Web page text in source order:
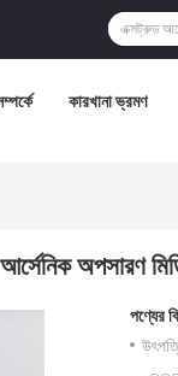
কারখানা ভ্রমণ
অপসারণ
পণ্যের